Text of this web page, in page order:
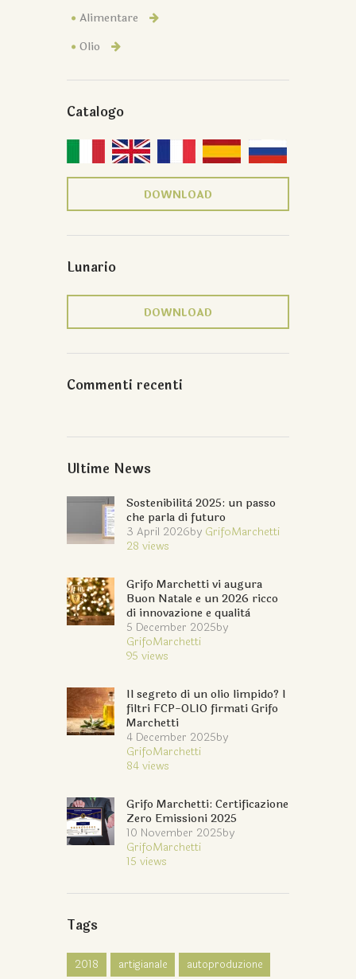
Alimentare
Olio
Catalogo
DOWNLOAD
Lunario
DOWNLOAD
Commenti recenti
Ultime News
Sostenibilità 2025: un passo
che parla di futuro
3 April 2026by GrifoMarchetti
28 views
Grifo Marchetti vi augura
Buon Natale e un 2026 ricco
di innovazione e qualità
5 December 2025by
GrifoMarchetti
95 views
Il segreto di un olio limpido? I
filtri FCP-OLIO firmati Grifo
Marchetti
4 December 2025by
GrifoMarchetti
84views
Grifo Marchetti: Certificazione
Zero Emissioni 2025
10 November 2025by
GrifoMarchetti
15 views
Tags
2018 artigianale
autoproduzione